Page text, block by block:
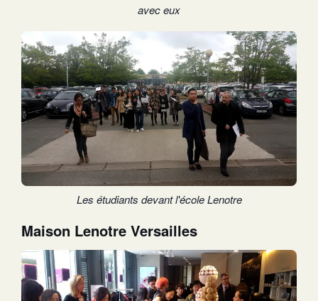
avec eux
Les étudiants devant l'école Lenotre
Maison Lenotre Versailles